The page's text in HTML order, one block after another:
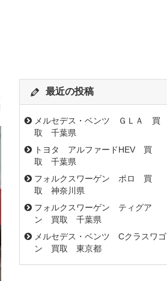
最近の投稿
メルセデス・ベンツ ＧＬＡ 買
取 千葉県
トヨタ アルファードHEV 買
取 千葉県
フォルクスワーゲン ポロ 買
取 神奈川県
フォルクスワーゲン ティグア
ン 買取 千葉県
メルセデス・ベンツ Cクラスワゴ
ン 買取 東京都